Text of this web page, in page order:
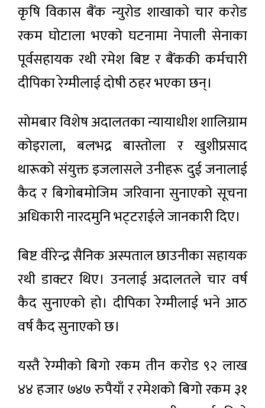
कृषि विकास बैंक न्युरोड शाखाको चार करोड
रकम घोटाला भएको घटनामा नेपाली सेनाका
पूर्वसहायक रथी रमेश बिष्ट र बैंककी कर्मचारी
दीपिका रेग्मीलाई दोषी ठहर भएका छन्।
सोमबार विशेष अदालतका न्यायाधीश शालिग्राम
कोइराला, बलभद्र बास्तोला र खुशीप्रसाद
थारूको संयुक्त इजलासले उनीहरू दुई जनालाई
कैद र बिगोबमोजिम जरिवाना सुनाएको सूचना
अधिकारी नारदमुनि भट्‍टराईले जानकारी दिए।
बिष्ट वीरेन्द्र सैनिक अस्पताल छाउनीका सहायक
रथी डाक्टर थिए। उनलाई अदालतले चार वर्ष
कैद सुनाएको हो। दीपिका रेग्मीलाई भने आठ
वर्ष कैद सुनाएको छ।
यस्तै रेग्मीको बिगो रकम तीन करोड ९२ लाख
४४ हजार ७४७ रुपैयाँ र रमेशको बिगो रकम ३१